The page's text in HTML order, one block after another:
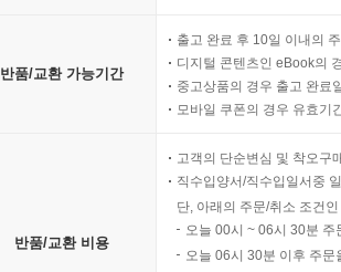
반품/교환 가능기간
출고 완료 후 10일 이내의
디지털 콘텐츠인 eBook의
중고상품의 경우 출고 완료
모바일 쿠폰의 경우 유효기
반품/교환 비용
고객의 단순변심 및 착오구
직수입양서/직수입일서중
단, 아래의 주문/취소 조건
오늘 00시 ~ 06시 30분
오늘 06시 30분 이후 주